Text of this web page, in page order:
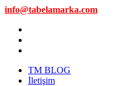
info@tabelamarka.com
TM BLOG
İletişim